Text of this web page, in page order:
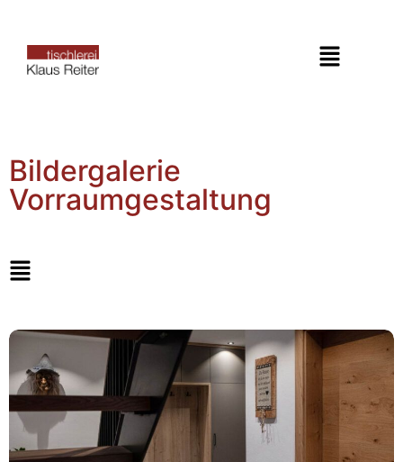
Bildergalerie
Vorraumgestaltung